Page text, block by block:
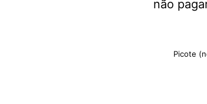
não
Picote